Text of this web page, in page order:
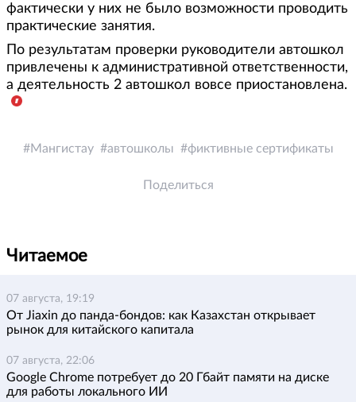
фактически у них не было возможности проводить
практические занятия.
По результатам проверки руководители автошкол
привлечены к административной ответственности,
а деятельность 2 автошкол вовсе приостановлена.
Мангистау автошколы фиктивные сертификаты
Поделиться
Читаемое
07 августа, 19:19
От Jiaxin до панда-бондов: как Казахстан открывает
рынок для китайского капитала
07 августа, 22:06
Google Chrome потребует до 20 Гбайт памяти на диске
для работы локального ИИ